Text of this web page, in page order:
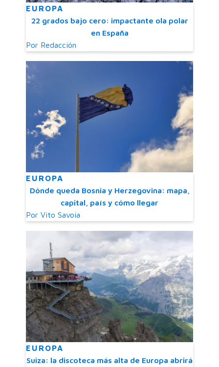
EUROPA
22 grados bajo cero: impactante ola polar
en España
Por Redacción
EUROPA
Dónde queda Bosnia y Herzegovina: mapa,
capital, país y cómo llegar
Por Vito Savoia
EUROPA
Suiza: la discoteca más alta de Europa abrirá